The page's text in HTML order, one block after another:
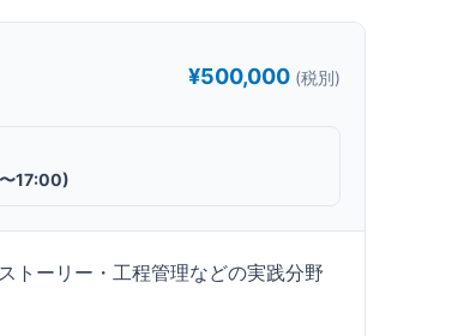
¥500,000 (税別)
17:00)
トーリー・工程管理などの実践分野